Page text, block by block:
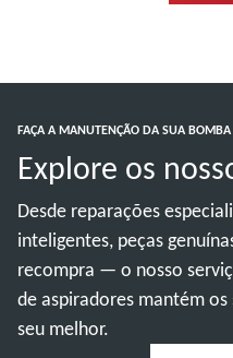
FAÇA A MANUTENÇÃO DA SUA BOMBA
Explore os
Desde reparações
inteligentes, peças
recompra — o nosso
de aspiradores mantém
seu melhor.